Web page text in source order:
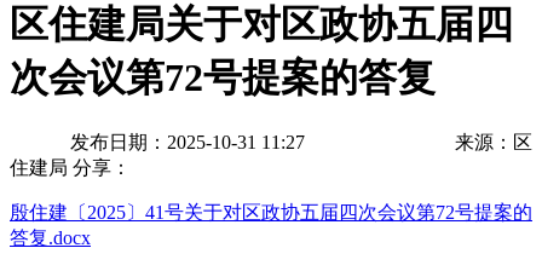
区住建局关于对区政协五届四
次会议第72号提案的答复
发布日期：2025-10-31 11:27
来源：区
住建局 分享：
殷住建〔2025〕41号关于对区政协五届四次会议第72号提案的
答复.docx